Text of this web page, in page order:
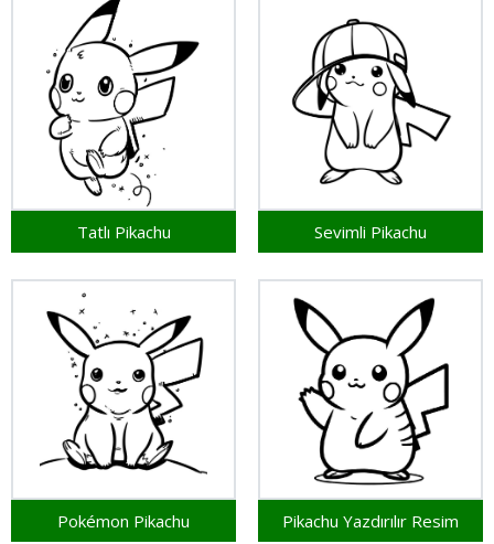
Tatlı Pikachu Sevimli Pikachu
Pokémon Pikachu Pikachu Yazdırılır Resim